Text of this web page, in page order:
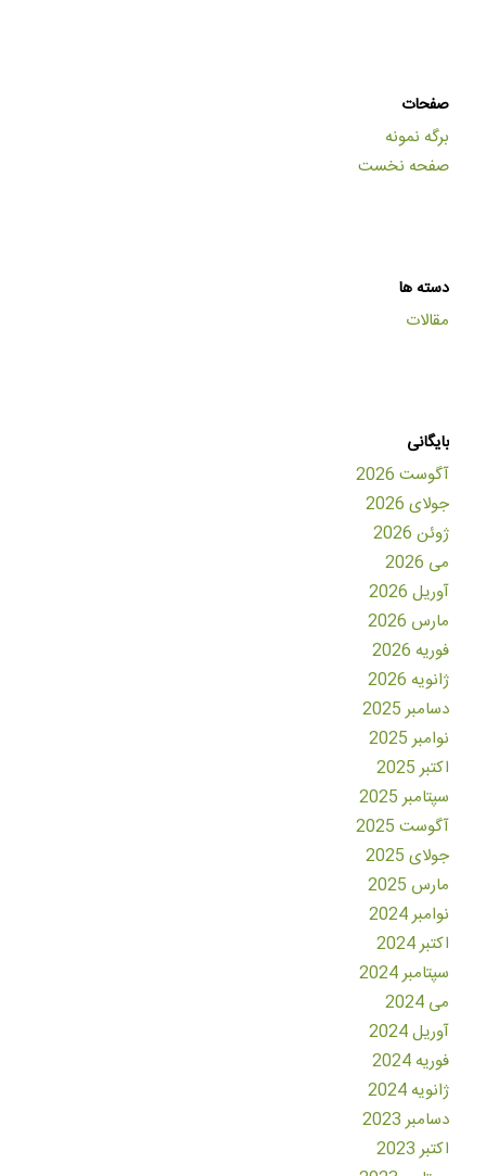
صفحات
برگه نمونه
صفحه نخست
دسته ها
مقالات
بایگانی
آگوست 2026
جولای 2026
ژوئن 2026
می 2026
آوریل 2026
مارس 2026
فوریه 2026
ژانویه 2026
دسامبر 2025
نوامبر 2025
اکتبر 2025
سپتامبر 2025
آگوست 2025
جولای 2025
مارس 2025
نوامبر 2024
اکتبر 2024
سپتامبر 2024
می 2024
آوریل 2024
فوریه 2024
ژانویه 2024
دسامبر 2023
اکتبر 2023